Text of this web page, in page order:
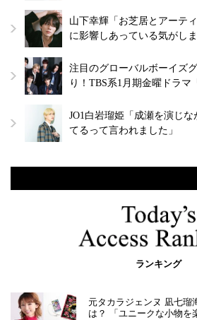
山下幸輝「お芝居とアーテ
に影響しあっている気がしま
注目のグローバルボーイズ
り！TBS系1月期金曜ドラマ
JO1白岩瑠姫「成瀬を演じ
てるって言われました」
ランキング
元タカラジェンヌ 凪七瑠
は？ 「ユニークな小物を